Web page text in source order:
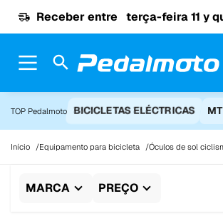
Receber entre terça-feira 11 y
TOP Pedalmoto BICICLETAS ELÉCTRICAS
Início Equipamento para bicicleta Óculos de sol
MARCA PREÇO